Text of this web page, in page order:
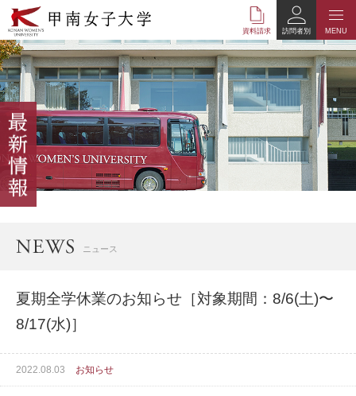
本
文
へ
の
リ
ン
ナ
ビ
ゲ
ー
シ
ョ
資料請求 MENU
訪問者別
ニュース
夏期全学休業のお知らせ［対象期間：8/6(土)〜
8/17(水)］
2022.08.03 お知らせ